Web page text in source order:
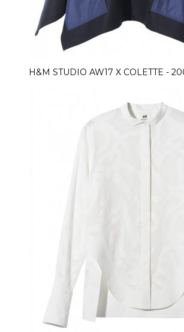
H&M STUDIO AW17 X COLETTE -